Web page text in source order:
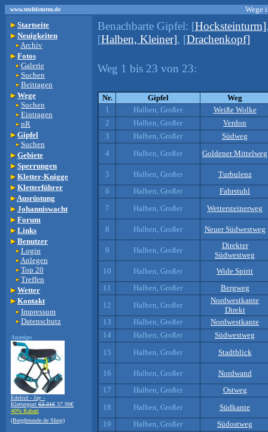
www.teufelsturm.de
Wege
Startseite
Neuigkeiten
Archiv
Fotos
Galerie
Suchen
Beitragen
Wege
Suchen
Eintragen
nR
Gipfel
Suchen
Gebiete
Sperrungen
Kletter-Knigge
Kletterführer
Ausrüstung
Johanniswacht
Forum
Links
Benutzer
Login
Anlegen
Top 20
Treffen
Wetter
Kontakt
Impressum
Datenschutz
Anzeige:
Edelrid - Jay -
Klettergurt 63.31€ 37.99€
40% Rabatt
(Bergfreunde.de Shop)
Benachbarte Gipfel: [Hocksteinturm]
[Halben, Kleiner], [Drachenkopf]
Weg 1 bis 23 von 23:
Nr. Gipfel
Weg
1
Halben, Großer
Weiße Wolke
2
Halben, Großer
Verdon
3
Halben, Großer
Südweg
4
Halben, Großer Goldener Mittelweg
5 Halben, Großer
Turbulenz
6
Halben, Großer
Fahrstuhl
7
Halben, Großer Wettersteinerweg
8 Halben, Großer Neuer Südwestweg
9 Halben, Großer
Direkter
Südwestweg
10
Halben, Großer
Wide Spirit
11
Halben, Großer
Bergweg
12
Halben, Großer
Nordwestkante
Direkt
13
Halben, Großer
Nordwestkante
14
Halben, Großer
Südwestweg
15
Halben, Großer Stadtblick
16 Halben, Großer
Nordwand
17
Halben, Großer
Ostweg
18
Halben, Großer
Südkante
19
Halben, Großer
Südostweg